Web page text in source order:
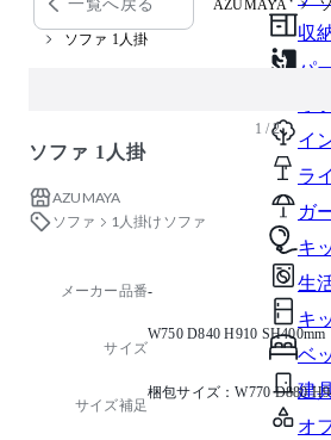
収
パ
オ
イ
ラ
ガ
キ
生
キ
ベ
建
オ
一覧へ戻る AZUMAYA
ソファ 1人掛
1 / 2
ソファ 1人掛
AZUMAYA
ソファ
1人掛けソファ
メーカー品番-
サイズ
W750 D840 H910 SH400mm
サイズ補足
梱包サイズ：W770 D880